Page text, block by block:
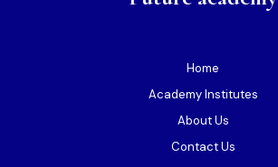
Home
Academy Institutes
About Us
Contact Us